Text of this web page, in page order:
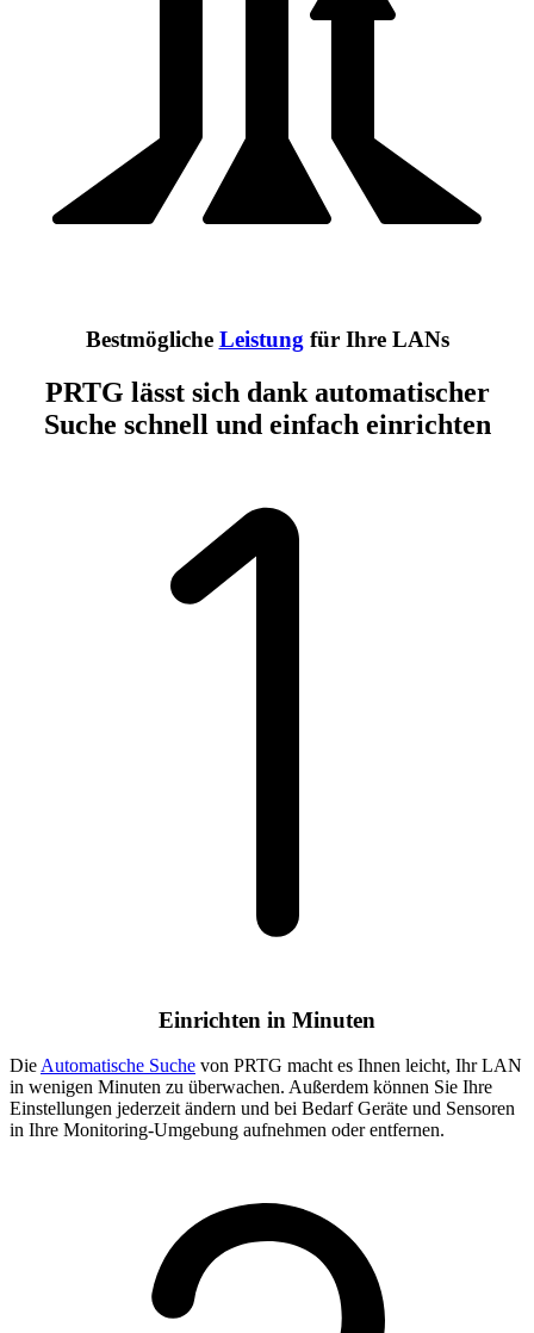
Bestmögliche Leistung für Ihre LANs
PRTG lässt sich dank automatischer
Suche schnell und einfach einrichten
Einrichten in Minuten
Die Automatische Suche von PRTG macht es Ihnen leicht, Ihr LAN
in wenigen Minuten zu überwachen. Außerdem können Sie Ihre
Einstellungen jederzeit ändern und bei Bedarf Geräte und Sensoren
in Ihre Monitoring-Umgebung aufnehmen oder entfernen.